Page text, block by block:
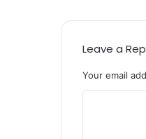
Leave a
Your email